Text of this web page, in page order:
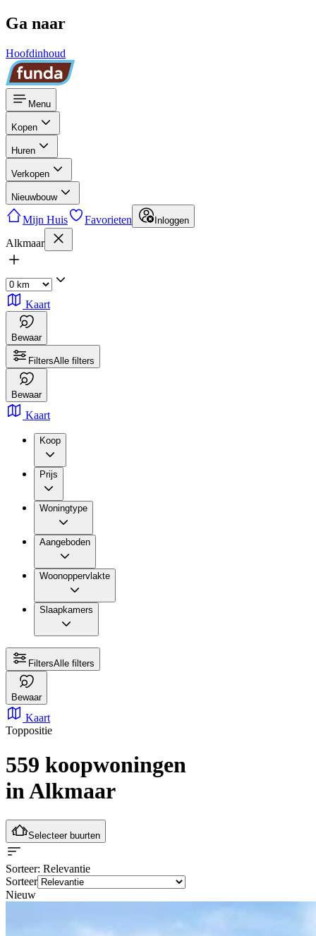
Ga naar
Hoofdinhoud
Menu
Kopen
Huren
Verkopen
Nieuwbouw
Mijn Huis Favorieten Inloggen
Alkmaar
Kaart
Bewaar
FiltersAlle filters
Bewaar
Kaart
Koop
Prijs
Woningtype
Aangeboden
Woonoppervlakte
Slaapkamers
FiltersAlle filters
Bewaar
Kaart
Toppositie
559 koopwoningen
in Alkmaar
Selecteer buurten
Sorteer: Relevantie
Sorteer
Nieuw